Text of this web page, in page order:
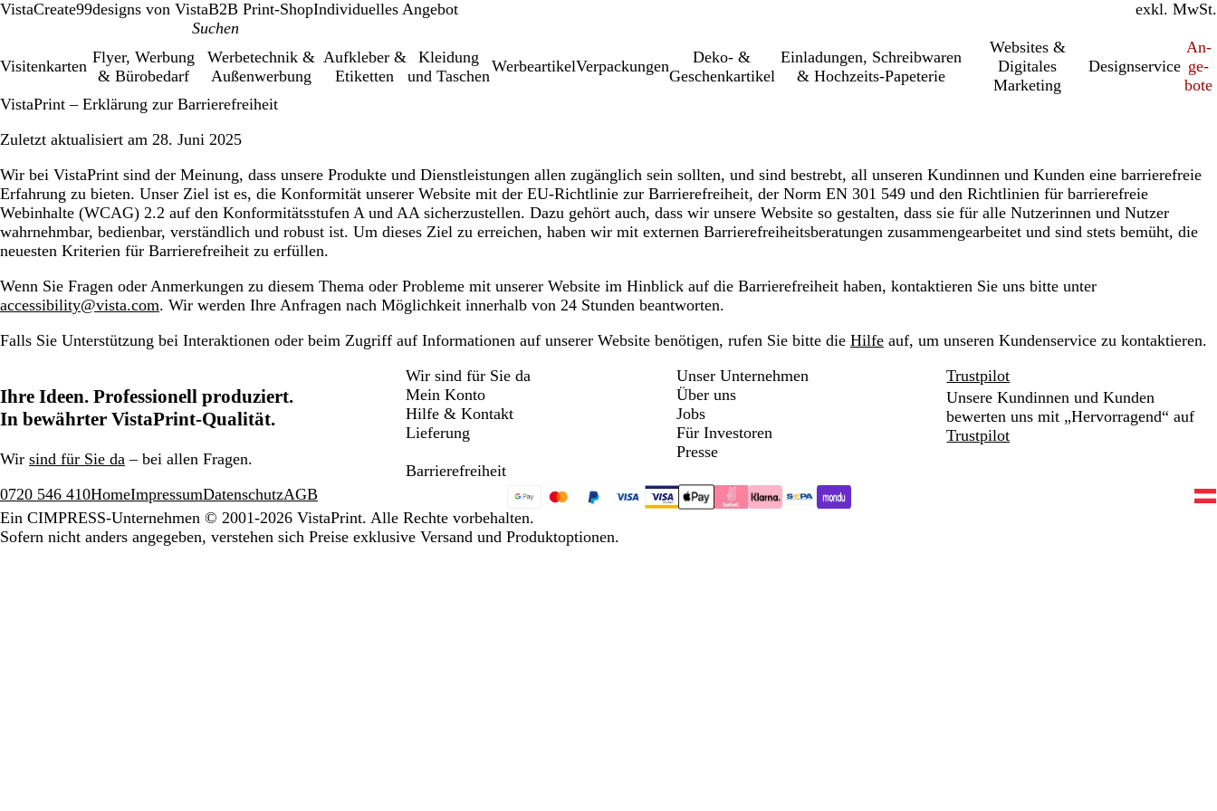
VistaCreate99designs von VistaB2B Print-ShopIndividuelles Angebot inkl. MwSt.
exkl. MwSt.
Visitenkarten
Flyer, Werbung
& Bürobedarf
Werbetechnik &
Außenwerbung
Aufkleber &
Etiketten
Kleidung
und Taschen
WerbeartikelVerpackungen
Deko- &
Geschenkartikel
Einl­a­dung­en, Schreib­wa­ren
& Hochzeits-Papeterie
Websites &
Digitales
Marketing
Designservice
An­­
ge­­
bo­­te
VistaPrint – Erklärung zur Barrierefreiheit
Zuletzt aktualisiert am 28. Juni 2025
Wir bei VistaPrint sind der Meinung, dass unsere Produkte und Dienstleistungen allen zugänglich sein sollten, und sind bestrebt, all unseren Kundinnen und Kunden eine barrierefreie
Erfahrung zu bieten. Unser Ziel ist es, die Konformität unserer Website mit der EU-Richtlinie zur Barrierefreiheit, der Norm EN 301 549 und den Richtlinien für barrierefreie
Webinhalte (WCAG) 2.2 auf den Konformitätsstufen A und AA sicherzustellen. Dazu gehört auch, dass wir unsere Website so gestalten, dass sie für alle Nutzerinnen und Nutzer
wahrnehmbar, bedienbar, verständlich und robust ist. Um dieses Ziel zu erreichen, haben wir mit externen Barrierefreiheitsberatungen zusammengearbeitet und sind stets bemüht, die
neuesten Kriterien für Barrierefreiheit zu erfüllen.
Wenn Sie Fragen oder Anmerkungen zu diesem Thema oder Probleme mit unserer Website im Hinblick auf die Barrierefreiheit haben, kontaktieren Sie uns bitte unter
accessibility@vista.com. Wir werden Ihre Anfragen nach Möglichkeit innerhalb von 24 Stunden beantworten.
Falls Sie Unterstützung bei Interaktionen oder beim Zugriff auf Informationen auf unserer Website benötigen, rufen Sie bitte die Hilfe auf, um unseren Kundenservice zu kontaktieren.
Ihre Ideen. Professionell produziert.
In bewährter VistaPrint-Qualität.
Wir sind für Sie da – bei allen Fragen.
Wir sind für Sie da
Mein Konto
Hilfe & Kontakt
Lieferung
Barrierefreiheit
Unser Unternehmen
Über uns
Jobs
Für Investoren
Presse
Trustpilot
Unsere Kundinnen und Kunden
bewerten uns mit „Hervorragend“ auf
Trustpilot
0720 546 410HomeImpressumDatenschutzAGB
Ein CIMPRESS-Unternehmen © 2001-2026 VistaPrint. Alle Rechte vorbehalten.
Sofern nicht anders angegeben, verstehen sich Preise exklusive Versand und Produktoptionen.